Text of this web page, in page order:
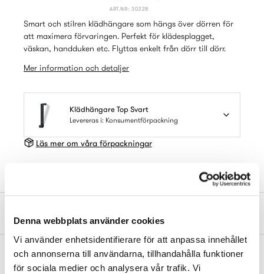
Denna webbplats använder cookies
Vi använder enhetsidentifierare för att anpassa innehållet
och annonserna till användarna, tillhandahålla funktioner
för sociala medier och analysera vår trafik. Vi
ART.NR: 30228
Smart och stilren klädhängare som hängs över dörren för
att maximera förvaringen. Perfekt för klädesplagget,
väskan, handduken etc. Flyttas enkelt från dörr till dörr.
Mer information och detaljer
Klädhängare Top Svart
Levereras i: Konsumentförpackning
Läs mer om våra förpackningar
Klädhängare av stål. För upphängning på dörr. Säljs i förpackning